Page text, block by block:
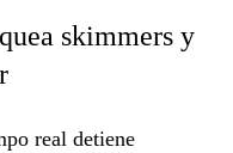
skimmers y
real detiene